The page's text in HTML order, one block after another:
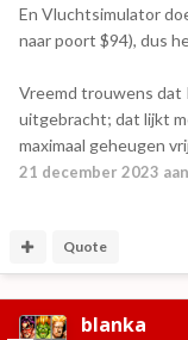
En Vluchtsimulator
naar poort $94), dus
Vreemd trouwens dat
uitgebracht; dat lijkt
maximaal geheugen
21 december 2023
Quote
blanka